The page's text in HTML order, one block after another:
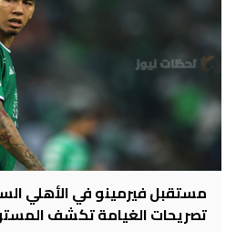
مستقبل فيرمينو في الأهلي
تصريحات الغيامة تكشف